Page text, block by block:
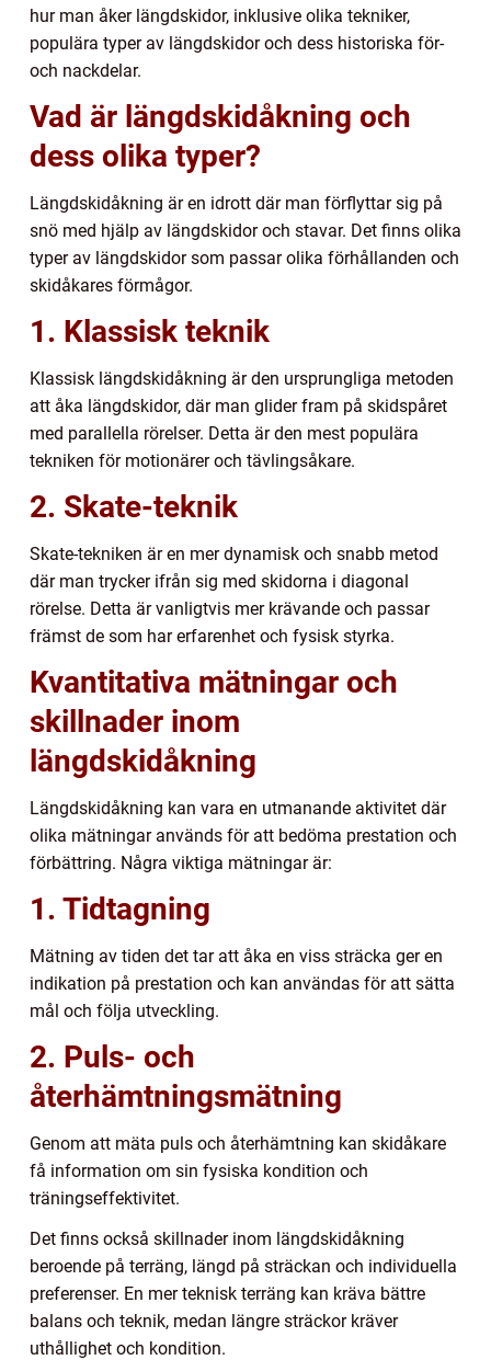
hur man åker längdskidor, inklusive olika tekniker,
populära typer av längdskidor och dess historiska för-
och nackdelar.
Vad är längdskidåkning och
dess olika typer?
Längdskidåkning är en idrott där man förflyttar sig på
snö med hjälp av längdskidor och stavar. Det finns olika
typer av längdskidor som passar olika förhållanden och
skidåkares förmågor.
1. Klassisk teknik
Klassisk längdskidåkning är den ursprungliga metoden
att åka längdskidor, där man glider fram på skidspåret
med parallella rörelser. Detta är den mest populära
tekniken för motionärer och tävlingsåkare.
2. Skate-teknik
Skate-tekniken är en mer dynamisk och snabb metod
där man trycker ifrån sig med skidorna i diagonal
rörelse. Detta är vanligtvis mer krävande och passar
främst de som har erfarenhet och fysisk styrka.
Kvantitativa mätningar och
skillnader inom
längdskidåkning
Längdskidåkning kan vara en utmanande aktivitet där
olika mätningar används för att bedöma prestation och
förbättring. Några viktiga mätningar är:
1. Tidtagning
Mätning av tiden det tar att åka en viss sträcka ger en
indikation på prestation och kan användas för att sätta
mål och följa utveckling.
2. Puls- och
återhämtningsmätning
Genom att mäta puls och återhämtning kan skidåkare
få information om sin fysiska kondition och
träningseffektivitet.
Det finns också skillnader inom längdskidåkning
beroende på terräng, längd på sträckan och individuella
preferenser. En mer teknisk terräng kan kräva bättre
balans och teknik, medan längre sträckor kräver
uthållighet och kondition.